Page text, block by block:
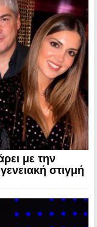
με την
στιγμή